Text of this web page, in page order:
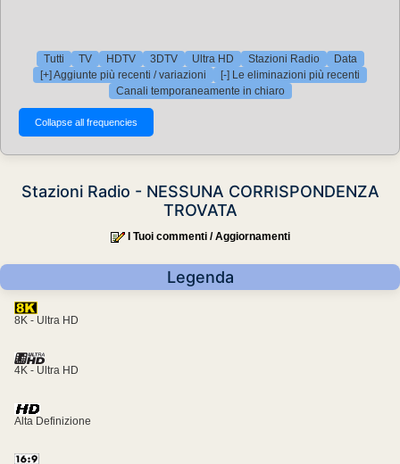
Tutti TV HDTV 3DTV Ultra HD Stazioni Radio
Data
[+] Aggiunte più recenti / variazioni
[-] Le eliminazioni più recenti
Canali temporaneamente in chiaro
Stazioni Radio - NESSUNA CORRISPONDENZA
TROVATA
I Tuoi commenti / Aggiornamenti
Legenda
8K - Ultra HD
4K - Ultra HD
Alta Definizione